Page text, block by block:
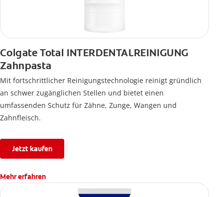
Colgate Total INTERDENTALREINIGUNG
Zahnpasta
Mit fortschrittlicher Reinigungstechnologie reinigt gründlich
an schwer zugänglichen Stellen und bietet einen
umfassenden Schutz für Zähne, Zunge, Wangen und
Zahnfleisch.
Jetzt kaufen
Mehr erfahren